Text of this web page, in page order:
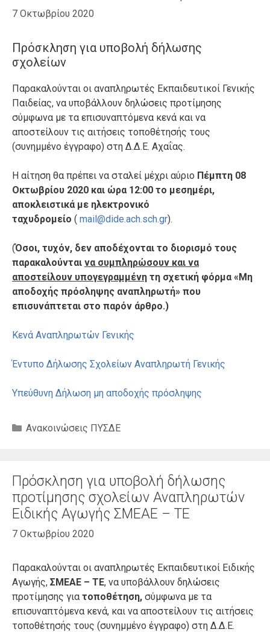
7 Οκτωβρίου 2020
Πρόσκληση για υποβολή δήλωσης
σχολείων
Παρακαλούνται οι αναπληρωτές Εκπαιδευτικοί Γενικής
Παιδείας, να υποβάλλουν δηλώσεις προτίμησης
σύμφωνα με τα επισυναπτόμενα κενά και να
αποστείλουν τις αιτήσεις τοποθέτησής τους
(συνημμένο έγγραφο) στη Δ.Δ.Ε. Αχαΐας.
Η αίτηση θα πρέπει να σταλεί μέχρι αύριο Πέμπτη 08
Οκτωβρίου 2020 και ώρα 12:00 το μεσημέρι,
αποκλειστικά με ηλεκτρονικό
ταχυδρομείο ( mail@dide.ach.sch.gr).
(Όσοι, τυχόν, δεν αποδέχονται το διορισμό τους
παρακαλούνται να συμπληρώσουν και να
αποστείλουν υπογεγραμμένη τη σχετική φόρμα «Μη
αποδοχής πρόσληψης αναπληρωτή» που
επισυνάπτεται στο παρόν άρθρο.)
Κενά Αναπληρωτών Γενικής
Έντυπο Δήλωσης Σχολείων Αναπληρωτή Γενικής
Yπεύθυνη Δήλωση μη αποδοχής πρόσληψης
Κατηγορίες
Ανακοινώσεις ΠΥΣΔΕ
Πρόσκληση για υποβολή δήλωσης
προτίμησης σχολείων Αναπληρωτών
Ειδικής Αγωγής ΣΜΕΑΕ – ΤΕ
7 Οκτωβρίου 2020
Παρακαλούνται οι αναπληρωτές Εκπαιδευτικοί Ειδικής
Αγωγής, ΣΜΕΑΕ – ΤΕ, να υποβάλλουν δηλώσεις
προτίμησης για τοποθέτηση, σύμφωνα με τα
επισυναπτόμενα κενά, και να αποστείλουν τις αιτήσεις
τοποθέτησής τους (συνημμένο έγγραφο) στη Δ.Δ.Ε.